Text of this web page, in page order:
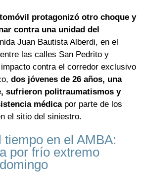
protagonizó otro choque y
contra una unidad del
Juan Bautista Alberdi, en el
las calles San Pedrito y
contra el corredor exclusivo
dos jóvenes de 26 años, una
sufrieron politraumatismos y
médicapor parte de los
el sitio del siniestro.
tiempo en el AMBA:
por frío extremo